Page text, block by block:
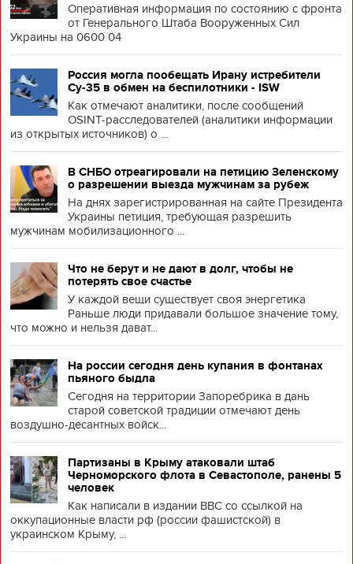
Оперативная информация по состоянию с фронта
от Генерального Штаба Вооруженных Сил
Украины на 0600 04
Россия могла пообещать Ирану истребители
Су-35 в обмен на беспилотники - ISW
Как отмечают аналитики, после сообщений
OSINT-расследователей (аналитики информации
из открытых источников) о ...
В СНБО отреагировали на петицию Зеленскому
о разрешении выезда мужчинам за рубеж
На днях зарегистрированная на сайте Президента
Украины петиция, требующая разрешить
мужчинам мобилизационного ...
Что не берут и не дают в долг, чтобы не
потерять свое счастье
У каждой вещи существует своя энергетика
Раньше люди придавали большое значение тому,
что можно и нельзя дават...
На россии сегодня день купания в фонтанах
пьяного быдла
Сегодня на территории Запоребрика в дань
старой советской традиции отмечают день
воздушно-десантных войск...
Партизаны в Крыму атаковали штаб
Черноморского флота в Севастополе, ранены 5
человек
Как написали в издании BBC со ссылкой на
оккупационные власти рф (россии фашистской) в
украинском Крыму, ...